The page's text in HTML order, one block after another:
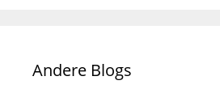
Andere Blogs